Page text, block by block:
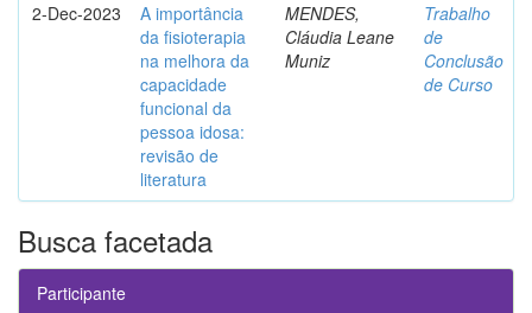
2-Dec-2023
A importância
da fisioterapia
na melhora da
capacidade
funcional da
pessoa idosa:
revisão de
literatura
MENDES,
Cláudia Leane
Muniz
Trabalho
de
Conclusão
de Curso
Busca facetada
Participante